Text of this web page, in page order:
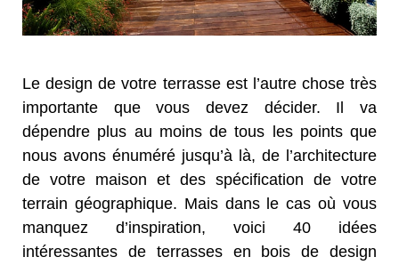
Le design de votre terrasse est l’autre chose très
importante que vous devez décider. Il va
dépendre plus au moins de tous les points que
nous avons énuméré jusqu’à là, de l’architecture
de votre maison et des spécification de votre
terrain géographique. Mais dans le cas où vous
manquez d’inspiration, voici 40 idées
intéressantes de terrasses en bois de design